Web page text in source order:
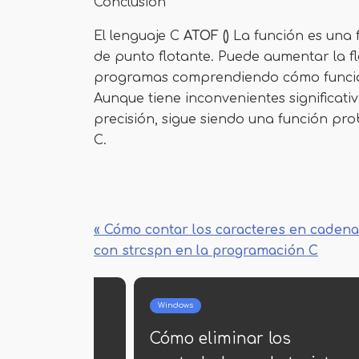
El lenguaje C ATOF () La función es
de punto flotante. Puede aumentar la
programas comprendiendo cómo
Aunque tiene inconvenientes
precisión, sigue siendo una función
C.
« Cómo contar los caracteres en
con strcspn en la programación C
Windows
Cómo eliminar los